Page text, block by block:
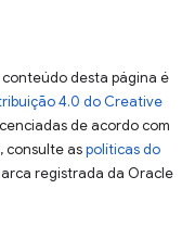
desta página é
4.0 do Creative
de acordo com
consulte aspolíticas do
registrada da Oracle